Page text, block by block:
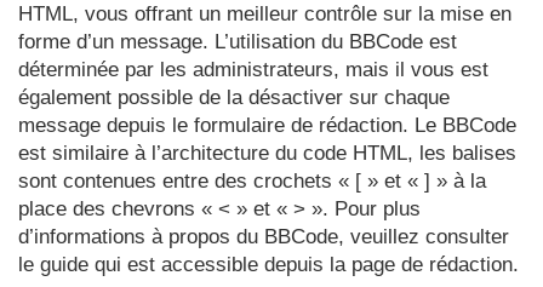
HTML, vous offrant un meilleur contrôle sur la mise en
forme d’un message. L’utilisation du BBCode est
déterminée par les administrateurs, mais il vous est
également possible de la désactiver sur chaque
message depuis le formulaire de rédaction. Le BBCode
est similaire à l’architecture du code HTML, les balises
sont contenues entre des crochets « [ » et « ] » à la
place des chevrons « < » et « > ». Pour plus
d’informations à propos du BBCode, veuillez consulter
le guide qui est accessible depuis la page de rédaction.